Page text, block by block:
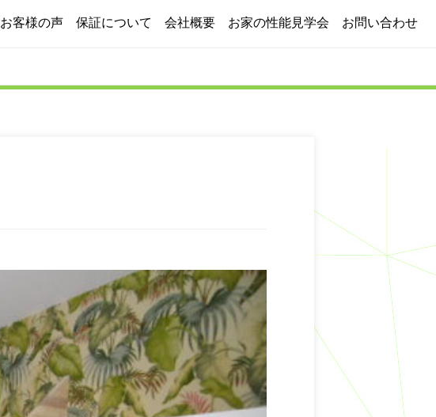
お客様の声 保証について 会社概要 お家の性能見学会 お問い合わせ